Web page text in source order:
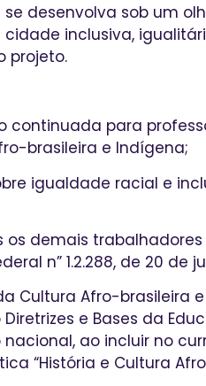
desenvolva sob um
inclusiva,
projeto.
continuada para
brasileira e Indígena;
igualdade racial e
os demais
n” 1.2.288, de 20 de
Cultura Afro-brasileira
Diretrizes e Bases da
ao incluir no
“História e Cultura